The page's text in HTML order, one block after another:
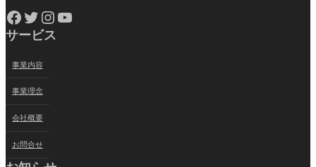
Facebook Twitter Instagram YouTube
サービス
事業内容
事業理念
会社概要
お問合せ